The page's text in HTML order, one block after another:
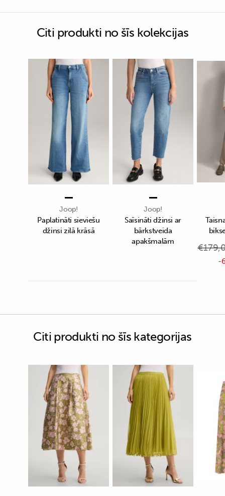
Citi produkti no šīs kolekcijas
Joop!
Paplatināti sieviešu
džinsi zilā krāsā
Joop!
Saīsināti džinsi ar
bārkstveida
apakšmalām
€
-
Citi produkti no šīs kategorijas